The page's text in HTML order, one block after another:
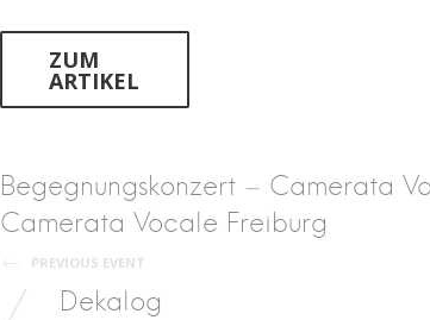
ZUM
ARTIKEL
Post
navigation
Begegnungskonzert – Camerata
Camerata Vocale Freiburg
PREVIOUS EVENT
Dekalog